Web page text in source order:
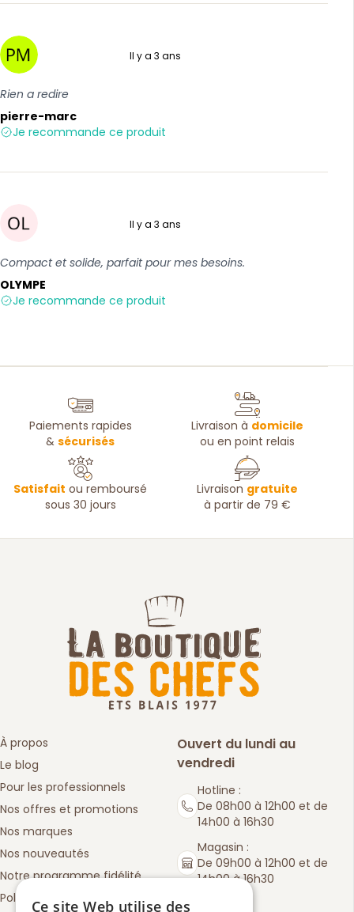
Il y a 3 ans
Rien a redire
pierre-marc
Je recommande ce produit
Il y a 3 ans
Compact et solide, parfait pour mes besoins.
OLYMPE
Je recommande ce produit
Paiements rapides
&sécurisés
Livraison à domicile
ou en point relais
Satisfait ou remboursé
sous 30 jours
Livraison gratuite
à partir de 79 €
À propos
Le blog
Pour les professionnels
Nos offres et promotions
Nos marques
Nos nouveautés
Notre programme fidélité
Politique de retours
Ouvert du lundi au
vendredi
Hotline :
De 08h00 à 12h00 et de
14h00 à 16h30
Magasin :
De 09h00 à 12h00 et de
14h00 à 16h30
Ce site Web utilise des